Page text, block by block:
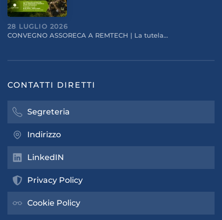
28 LUGLIO 2026
CONVEGNO ASSORECA A REMTECH | La tutela…
CONTATTI DIRETTI
Segreteria
Indirizzo
LinkedIN
Privacy Policy
Cookie Policy